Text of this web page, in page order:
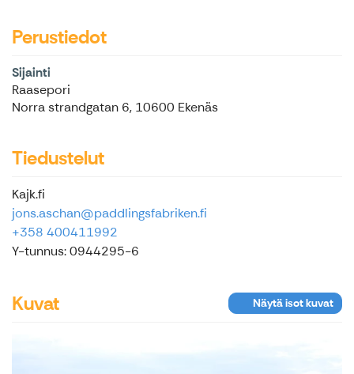
Perustiedot
Sijainti
Raasepori
Norra strandgatan 6, 10600 Ekenäs
Tiedustelut
Kajk.fi
jons.aschan@paddlingsfabriken.fi
+358 400411992
Y-tunnus: 0944295-6
Kuvat Näytä isot kuvat